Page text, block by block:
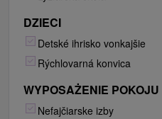
DZIECI
Detské ihrisko vonkajšie
Rýchlovarná konvica
WYPOSAŻENIE POKOJU
Nefajčiarske izby